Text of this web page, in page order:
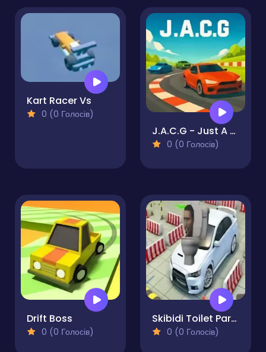
Kart Racer Vs
0 (0 Голосів)
J.A.C.G - Just A Car Game
0 (0 Голосів)
Drift Boss
0 (0 Голосів)
Skibidi Toilet Parking Car
0 (0 Голосів)